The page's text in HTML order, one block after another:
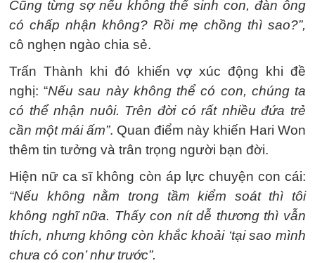
Cũng từng sợ nếu không thể sinh con, đàn ông
có chấp nhận không? Rồi mẹ chồng thì sao?”,
cô nghẹn ngào chia sẻ.
Trấn Thành khi đó khiến vợ xúc động khi đề
nghị: “Nếu sau này không thể có con, chúng ta
có thể nhận nuôi. Trên đời có rất nhiều đứa trẻ
cần một mái ấm”. Quan điểm này khiến Hari Won
thêm tin tưởng và trân trọng người bạn đời.
Hiện nữ ca sĩ không còn áp lực chuyện con cái:
“Nếu không nằm trong tầm kiểm soát thì tôi
không nghĩ nữa. Thấy con nít dễ thương thì vẫn
thích, nhưng không còn khắc khoải ‘tại sao mình
chưa có con’ như trước”.